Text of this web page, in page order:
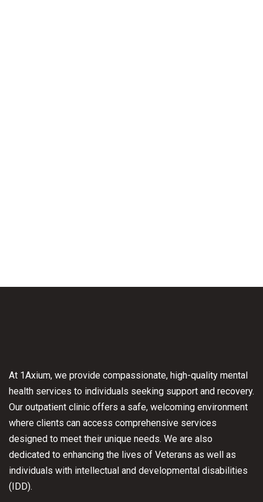
At 1Axium, we provide compassionate, high-quality mental
health services to individuals seeking support and recovery.
Our outpatient clinic offers a safe, welcoming environment
where clients can access comprehensive services
designed to meet their unique needs. We are also
dedicated to enhancing the lives of Veterans as well as
individuals with intellectual and developmental disabilities
(IDD).